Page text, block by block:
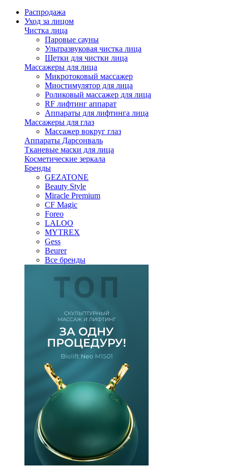
Распродажа
Уход за лицом
Чистка лица
Паровые сауны
Ультразвуковая чистка лица
Щетки для чистки лица
Массажеры для лица
Микротоковый массажер
Миостимулятор для лица
Роликовый массажер для лица
RF лифтинг аппарат
Аппараты для лифтинга лица
Массажеры для глаз
Массажер вокруг глаз
Аппараты Дарсонваль
Тканевые маски для лица
Косметические зеркала
Бренды
GEZATONE
Beauty Style
Miracle Premium
CF Magic
Foreo
LALOO
MYTREX
Gess
Beurer
Все бренды